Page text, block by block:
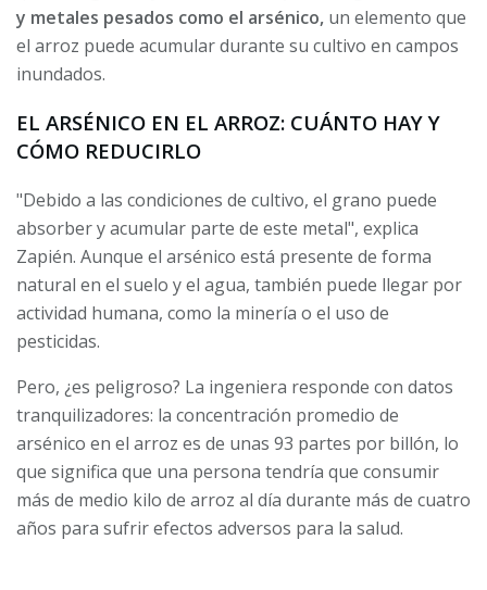
y metales pesados como el arsénico, un elemento que
el arroz puede acumular durante su cultivo en campos
inundados.
EL ARSÉNICO EN EL ARROZ: CUÁNTO HAY Y
CÓMO REDUCIRLO
"Debido a las condiciones de cultivo, el grano puede
absorber y acumular parte de este metal", explica
Zapién. Aunque el arsénico está presente de forma
natural en el suelo y el agua, también puede llegar por
actividad humana, como la minería o el uso de
pesticidas.
Pero, ¿es peligroso? La ingeniera responde con datos
tranquilizadores: la concentración promedio de
arsénico en el arroz es de unas 93 partes por billón, lo
que significa que una persona tendría que consumir
más de medio kilo de arroz al día durante más de cuatro
años para sufrir efectos adversos para la salud.